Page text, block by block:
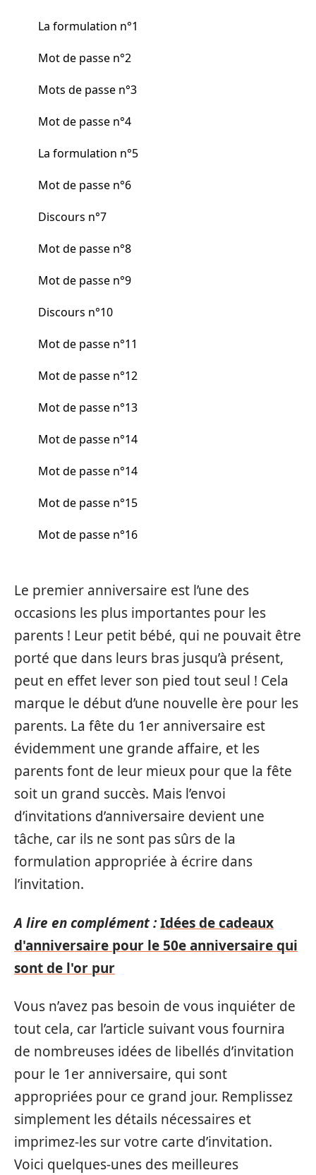
La formulation n°1
Mot de passe n°2
Mots de passe n°3
Mot de passe n°4
La formulation n°5
Mot de passe n°6
Discours n°7
Mot de passe n°8
Mot de passe n°9
Discours n°10
Mot de passe n°11
Mot de passe n°12
Mot de passe n°13
Mot de passe n°14
Mot de passe n°14
Mot de passe n°15
Mot de passe n°16
Le premier anniversaire est l’une des
occasions les plus importantes pour les
parents ! Leur petit bébé, qui ne pouvait être
porté que dans leurs bras jusqu’à présent,
peut en effet lever son pied tout seul ! Cela
marque le début d’une nouvelle ère pour les
parents. La fête du 1er anniversaire est
évidemment une grande affaire, et les
parents font de leur mieux pour que la fête
soit un grand succès. Mais l’envoi
d’invitations d’anniversaire devient une
tâche, car ils ne sont pas sûrs de la
formulation appropriée à écrire dans
l’invitation.
A lire en complément :Idées de cadeaux
d'anniversaire pour le 50e anniversaire qui
sont de l'or pur
Vous n’avez pas besoin de vous inquiéter de
tout cela, car l’article suivant vous fournira
de nombreuses idées de libellés d’invitation
pour le 1er anniversaire, qui sont
appropriées pour ce grand jour. Remplissez
simplement les détails nécessaires et
imprimez-les sur votre carte d’invitation.
Voici quelques-unes des meilleures